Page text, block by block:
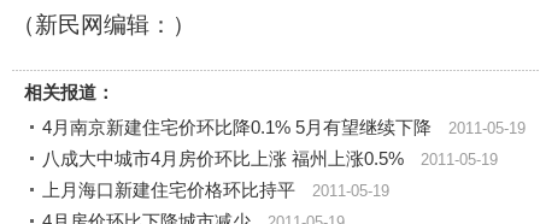
（新民网编辑：）
相关报道：
4月南京新建住宅价环比降0.1% 5月有望继续下降
2011-05-19
八成大中城市4月房价环比上涨 福州上涨0.5% 2011-05-19
上月海口新建住宅价格环比持平 2011-05-19